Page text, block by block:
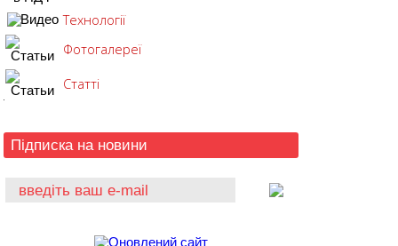
Технології
Фотогалереї
Статті
Підписка на новини